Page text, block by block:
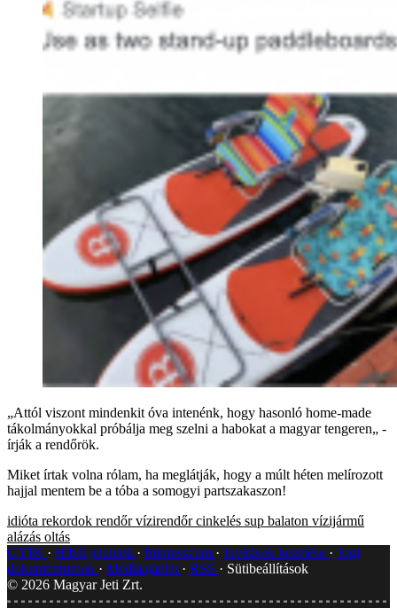
„Attól viszont mindenkit óva intenénk, hogy hasonló home-made
tákolmányokkal próbálja meg szelni a habokat a magyar tengeren„ -
írják a rendőrök.
Miket írtak volna rólam, ha meglátják, hogy a múlt héten melírozott
hajjal mentem be a tóba a somogyi partszakaszon!
idióta rekordok rendőr vízirendőr cinkelés sup balaton vízijármű
alázás oltás
GYIK
Hibát jelentek Impresszum Javítások kezelése
Jogi
dokumentumok
Médiaajánlat RSS
Sütibeállítások
© 2026 Magyar Jeti Zrt.